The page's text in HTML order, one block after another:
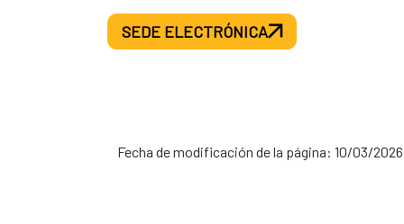
SEDE ELECTRÓNICA
Fecha de modificación de la página: 10/03/2026